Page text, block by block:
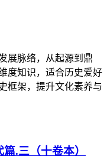
展脉络，从起源到鼎
度知识，适合历史爱好
框架，提升文化素养与
.三（十卷本）